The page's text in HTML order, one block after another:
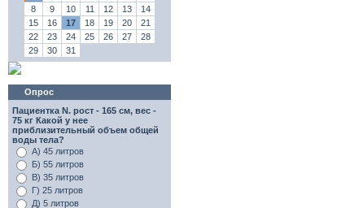
8
9 10 11 12 13
14
15
16 17 18 19 20
21
22
23 24 25 26 27
28
29
30 31
Опрос
Пациентка N. рост - 165 см, вес -
75 кг Какой у нее
приблизительный объем общей
воды тела?
А) 45 литров
Б) 55 литров
В) 35 литров
Г) 25 литров
Д) 5 литров